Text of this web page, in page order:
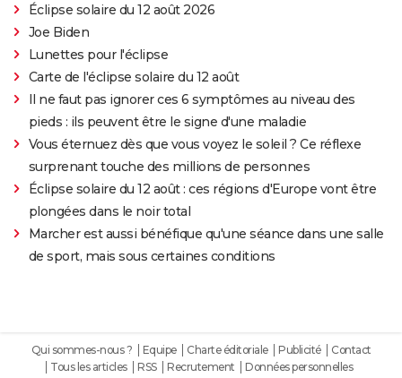
Éclipse solaire du 12 août 2026
Joe Biden
Lunettes pour l'éclipse
Carte de l'éclipse solaire du 12 août
Il ne faut pas ignorer ces 6 symptômes au niveau des
pieds : ils peuvent être le signe d'une maladie
Vous éternuez dès que vous voyez le soleil ? Ce réflexe
surprenant touche des millions de personnes
Éclipse solaire du 12 août : ces régions d'Europe vont être
plongées dans le noir total
Marcher est aussi bénéfique qu'une séance dans une salle
de sport, mais sous certaines conditions
Qui sommes-nous ? Equipe Charte éditoriale Publicité
Contact
Tous les articles
RSS Recrutement
Données personnelles